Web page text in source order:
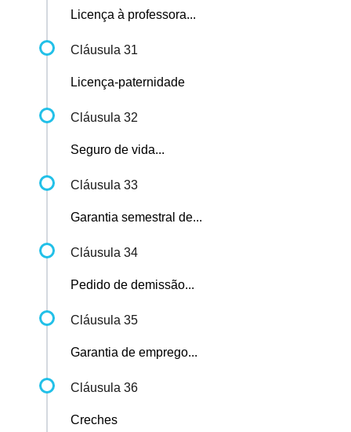
Licença à professora...
Cláusula 31
Licença-paternidade
Cláusula 32
Seguro de vida...
Cláusula 33
Garantia semestral de...
Cláusula 34
Pedido de demissão...
Cláusula 35
Garantia de emprego...
Cláusula 36
Creches